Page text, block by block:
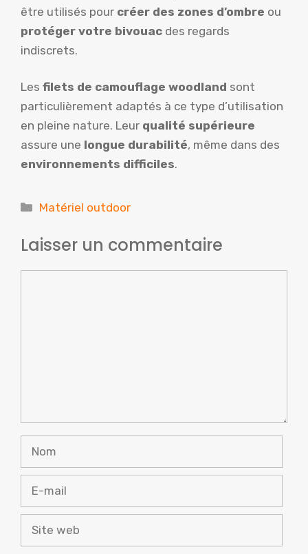
être utilisés pour créer des zones d’ombre ou
protéger votre bivouac des regards
indiscrets.
Les filets de camouflage woodland sont
particulièrement adaptés à ce type d’utilisation
en pleine nature. Leur qualité supérieure
assure une longue durabilité, même dans des
environnements difficiles.
Catégories
Matériel outdoor
Laisser un commentaire
Nom
Site